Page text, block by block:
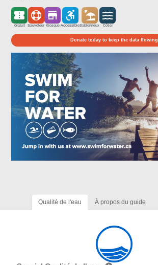
Gratuit Sauveteur Kiosque AccessibleSablonneux Côtier
Donate today to keep the data flowing
Qualité de l'eau À propos du guide